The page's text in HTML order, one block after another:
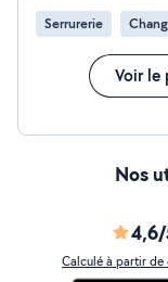
Serrurerie
Voir le
Nos
Calculé à partir de